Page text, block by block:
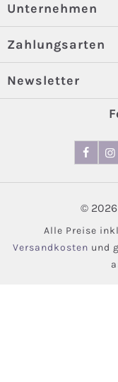
Unternehmen
Zahlungsarten
Newsletter
©
Alle Preise
Versandkosten und